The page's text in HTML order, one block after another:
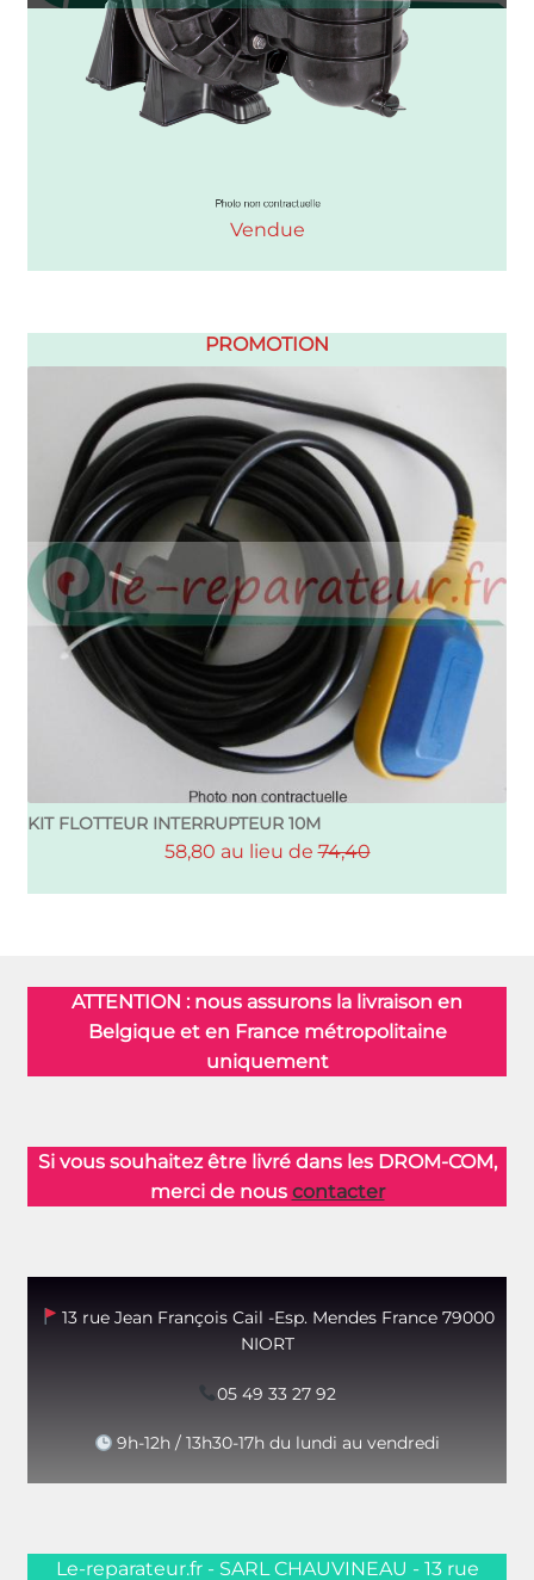
Vendue
PROMOTION
KIT FLOTTEUR INTERRUPTEUR 10M
58,80 au lieu de74,40
ATTENTION : nous assurons la livraison en
Belgique et en France métropolitaine
uniquement
Si vous souhaitez être livré dans les DROM-COM,
merci de nous contacter
13 rue Jean François Cail -Esp. Mendes France 79000
NIORT
05 49 33 27 92
9h-12h / 13h30-17h du lundi au vendredi
Le-reparateur.fr - SARL CHAUVINEAU - 13 rue